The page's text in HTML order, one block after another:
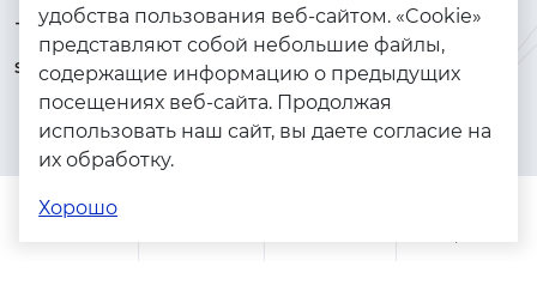
+7 (925) 144-64-73
serebryanyye.grani@mail.ru
Браслеты
Золото
Серебро
Помощь
удобства пользования веб-сайтом. «Cookie»
представляют собой небольшие файлы,
содержащие информацию о предыдущих
посещениях веб-сайта. Продолжая
использовать наш сайт, вы даете согласие на
их обработку.
Хорошо